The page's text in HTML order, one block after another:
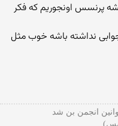
پرنسس اونجوریم که فکر
نداشته باشه خوب مثل
انجمن بن شد